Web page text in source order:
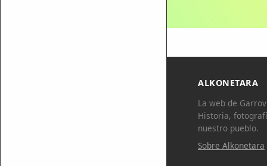
ALKONETARA
La web de
Historia,
nuestro pueblo.
Sobre Alkonetara